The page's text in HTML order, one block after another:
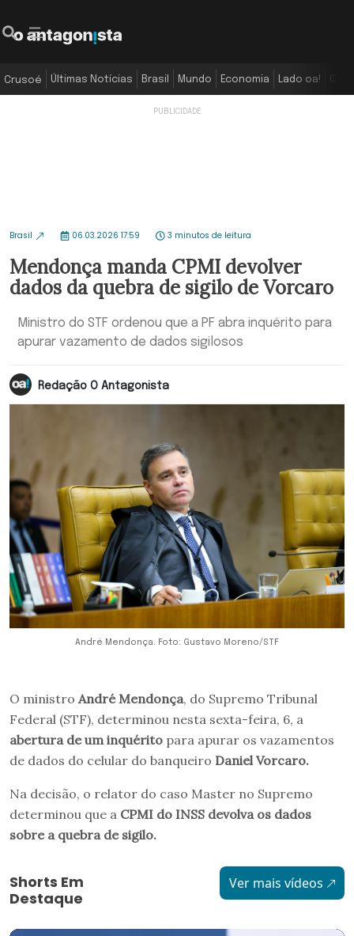
Crusoé Últimas Notícias Brasil Mundo Economia Lado oa!
Brasil 06.03.2026 17:59 3 minutos de leitura
Mendonça manda CPMI devolver
dados da quebra de sigilo de Vorcaro
Ministro do STF ordenou que a PF abra inquérito para
apurar vazamento de dados sigilosos
Redação O Antagonista
André Mendonça. Foto: Gustavo Moreno/STF
O ministro André Mendonça, do Supremo Tribunal
Federal (STF), determinou nesta sexta-feira, 6, a
abertura de um inquérito para apurar os vazamentos
de dados do celular do banqueiro Daniel Vorcaro.
Na decisão, o relator do caso Master no Supremo
determinou que a CPMI do INSS devolva os dados
sobre a quebra de sigilo.
Shorts Em
Destaque
Ver mais vídeos